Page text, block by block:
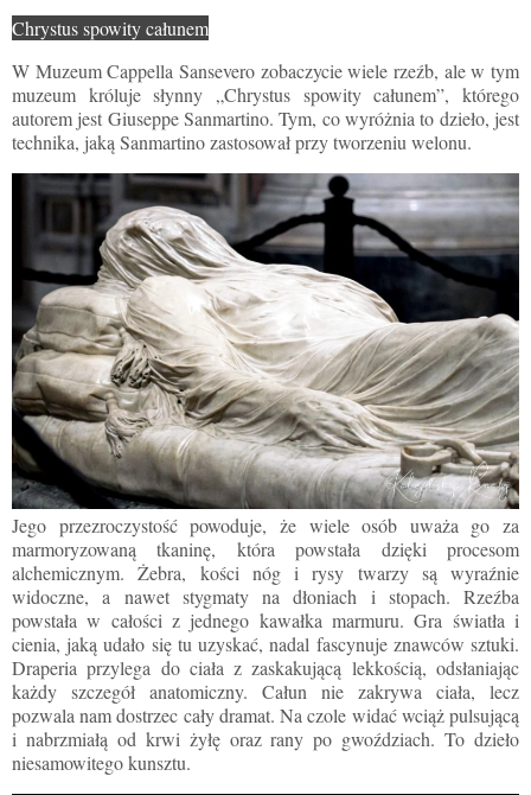
Chrystus spowity całunem
W Muzeum Cappella Sansevero zobaczycie wiele rzeźb, ale w tym
muzeum króluje słynny „Chrystus spowity całunem”, którego
autorem jest Giuseppe Sanmartino. Tym, co wyróżnia to dzieło, jest
technika, jaką Sanmartino zastosował przy tworzeniu welonu.
Jego przezroczystość powoduje, że wiele osób uważa go za
marmoryzowaną tkaninę, która powstała dzięki procesom
alchemicznym. Żebra, kości nóg i rysy twarzy są wyraźnie
widoczne, a nawet stygmaty na dłoniach i stopach. Rzeźba
powstała w całości z jednego kawałka marmuru. Gra światła i
cienia, jaką udało się tu uzyskać, nadal fascynuje znawców sztuki.
Draperia przylega do ciała z zaskakującą lekkością, odsłaniając
każdy szczegół anatomiczny. Całun nie zakrywa ciała, lecz
pozwala nam dostrzec cały dramat. Na czole widać wciąż pulsującą
i nabrzmiałą od krwi żyłę oraz rany po gwoździach. To dzieło
niesamowitego kunsztu.